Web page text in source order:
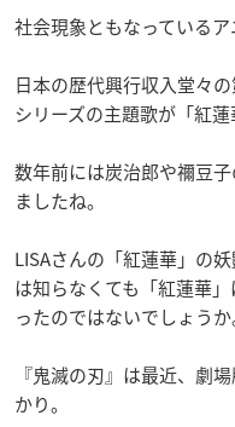
社会現象ともなっているア
日本の歴代興行収入堂々
シリーズの主題歌が「紅蓮
数年前には炭治郎や禰󠄀豆
ましたね。
LISAさんの「紅蓮華」の
は知らなくても「紅蓮華
ったのではないでしょうか
『鬼滅の刃』は最近、劇
かり。